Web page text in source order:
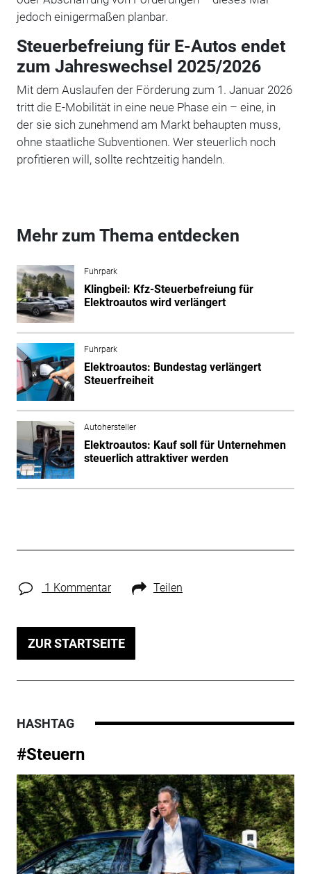
jedoch einigermaßen planbar.
Steuerbefreiung für E-Autos endet
zum Jahreswechsel 2025/2026
Mit dem Auslaufen der Förderung zum 1. Januar 2026
tritt die E-Mobilität in eine neue Phase ein – eine, in
der sie sich zunehmend am Markt behaupten muss,
ohne staatliche Subventionen. Wer steuerlich noch
profitieren will, sollte rechtzeitig handeln.
Mehr zum Thema entdecken
Fuhrpark
Klingbeil: Kfz-Steuerbefreiung für
Elektroautos wird verlängert
Fuhrpark
Elektroautos: Bundestag verlängert
Steuerfreiheit
Autohersteller
Elektroautos: Kauf soll für Unternehmen
steuerlich attraktiver werden
1 Kommentar Teilen
ZUR STARTSEITE
HASHTAG
#Steuern